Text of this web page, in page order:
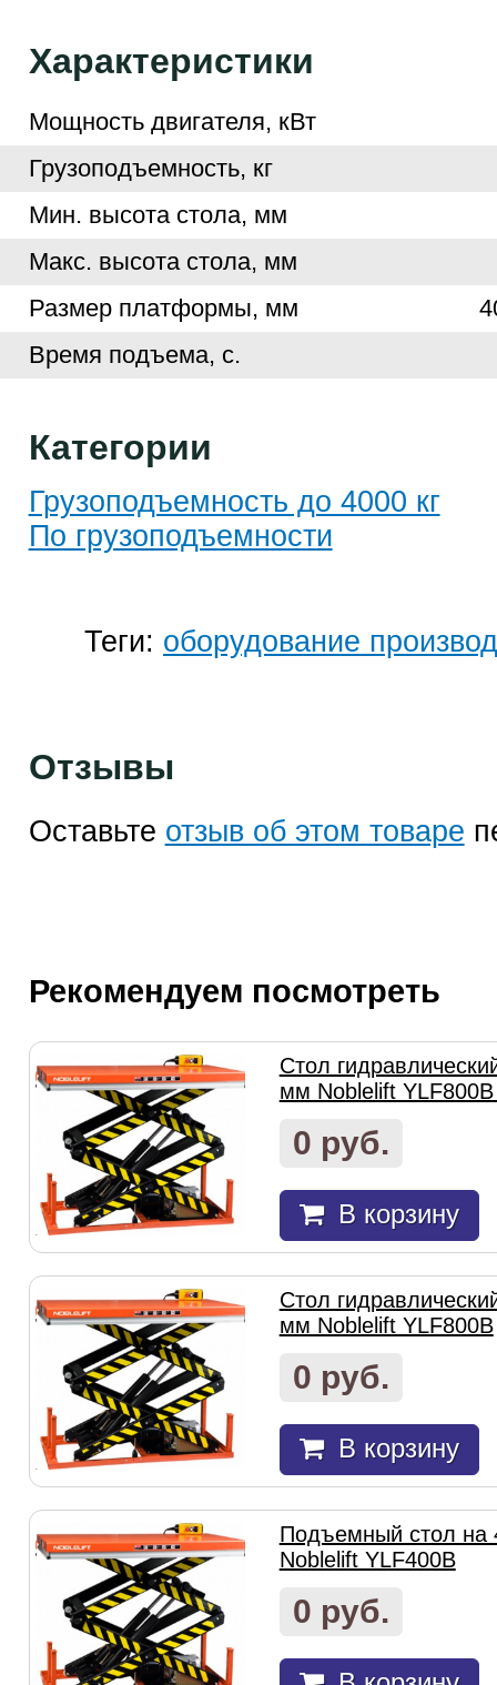
Характеристики
Мощность двигателя, кВт
Грузоподъемность, кг
Мин. высота стола, мм
Макс. высота стола, мм
Размер платформы, мм
Время подъема, с.
Категории
Грузоподъемность до 4000 кг
По грузоподъемности
Теги: оборудование
Отзывы
Оставьте отзыв об этом товаре
Рекомендуем посмотреть
Стол
мм Noblelift
0 руб.
В корзину
Стол
мм Noblelift YLF800B
0 руб.
В корзину
Подъемный стол на
Noblelift YLF400B
0 руб.